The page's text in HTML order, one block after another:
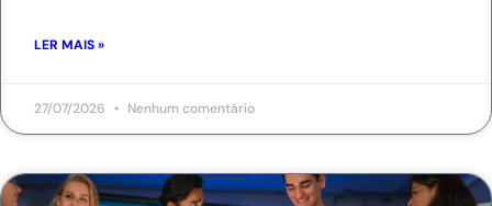
LER MAIS »
27/07/2026 Nenhum comentário